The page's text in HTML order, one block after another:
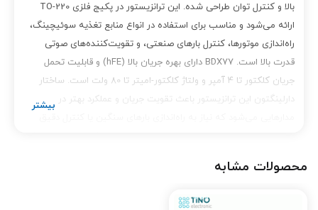
بالا و کنترل توان طراحی شده. این ترانزیستور در پکیج فلزی TO-220
ارائه می‌شود و مناسب برای استفاده در انواع منابع تغذیه سوئیچینگ،
راه‌اندازی موتورها، کنترل بارهای صنعتی، و تقویت‌کننده‌های صوتی
قدرت بالا است. BDX77 دارای بهره جریان بالا (hFE) و قابلیت تحمل
جریان کلکتور تا 4 آمپر و ولتاژ کلکتور-امیتر تا 80 ولت است. ساختار
دارلینگتون این ترانزیستور باعث تقویت جریان و عملکرد بهتر در
DIY ارائه می‌دهد. اگر به دنبال قطعه‌ای با قدرت بالا، دوام عالی و کیفیت
محصولات مشابه